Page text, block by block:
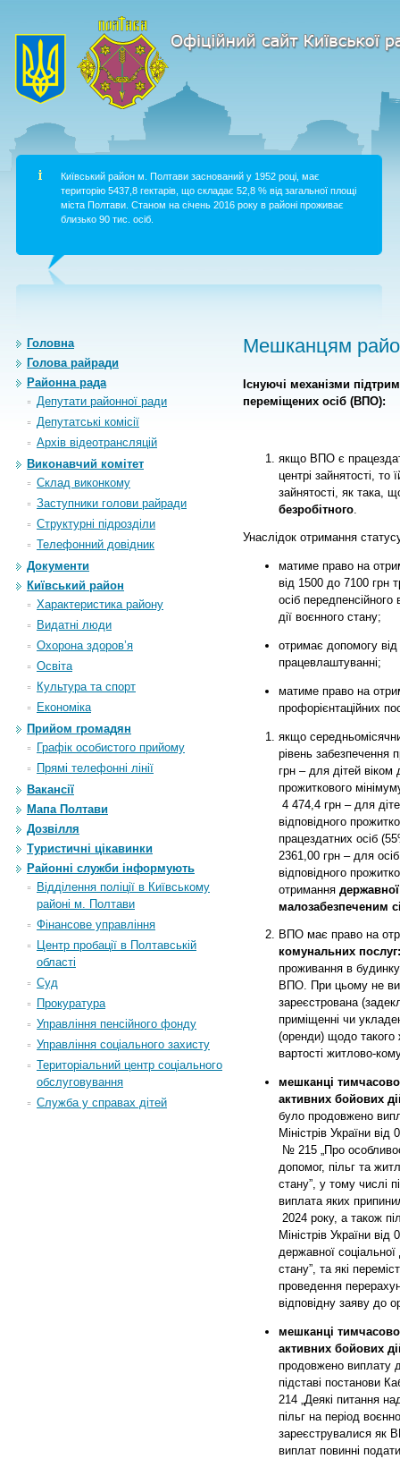
Київський район м. Полтави заснований у 1952 році, має
територію 5437,8 гектарів, що складає 52,8 % від загальної площі
міста Полтави. Станом на січень 2016 року в районі проживає
близько 90 тис. осіб.
Головна
Голова райради
Районна рада
Депутати районної ради
Депутатські комісії
Архiв вiдеотрансляцiй
Виконавчий комітет
Склад виконкому
Заступники голови райради
Структурні підрозділи
Телефонний довідник
Документи
Київський район
Характеристика району
Видатні люди
Охорона здоров’я
Освіта
Культура та спорт
Економіка
Прийом громадян
Графік особистого прийому
Прямі телефонні лінії
Вакансії
Мапа Полтави
Дозвілля
Туристичні цікавинки
Районні служби інформують
Відділення поліції в Київському
районі м. Полтави
Фінансове управління
Центр пробації в Полтавській
області
Суд
Прокуратура
Управління пенсійного фонду
Управління соціального захисту
Територіальний центр соціального
обслуговування
Служба у справах дітей
Мешканцям
Існуючі механізми
переміщених осіб (ВПО):
якщо ВПО є
центрі зайнятості, то
зайнятості, як така,
безробітного
Унаслідок отримання
матиме право на
від 1500 до 7100 грн
осіб
дії воєнного стану;
отримає допомогу від
працевлаштуванні;
матиме право на
профорієнтаційних
якщо
рівень забезпечення
грн – для дітей віком
прожиткового
4 474,4 грн – для
відповідного
працездатних осіб
2361,00 грн – для
відповідного
отримання
малозабезпеченим
ВПО має право на
комунальних послуг:
проживання в
ВПО. При цьому не
зареєстрована
приміщенні чи
(оренди) щодо такого
вартості житлово-
мешканці
активних бойових
було продовжено
Міністрів України від
№ 215 „Про
допомог, пільг та
стану”, у тому числі
виплата яких
2024 року, а також
Міністрів України від
державної
стану”, та які
проведення
відповідну заяву до
мешканці
активних бойових
продовжено виплату
підставі постанови
214 „ Деякі питання
пільг на період
зареєструвалися як
виплат повинні